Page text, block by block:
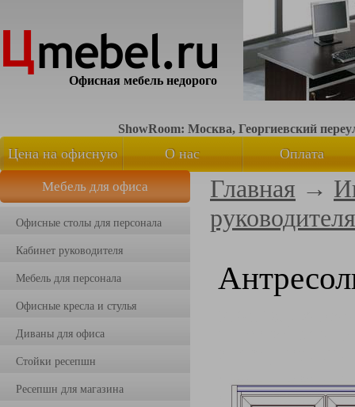
Офисная мебель недорого
ShowRoom: Москва, Георгиевский
Цена на офисную
мебель
О нас Оплата
Мебель для офиса
Офисные столы для персонала
Кабинет руководителя
Мебель для персонала
Офисные кресла и стулья
Диваны для офиса
Стойки ресепшн
Ресепшн для магазина
Главная →